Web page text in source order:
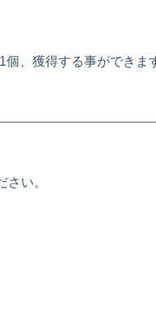
個、獲得する事ができま
い。